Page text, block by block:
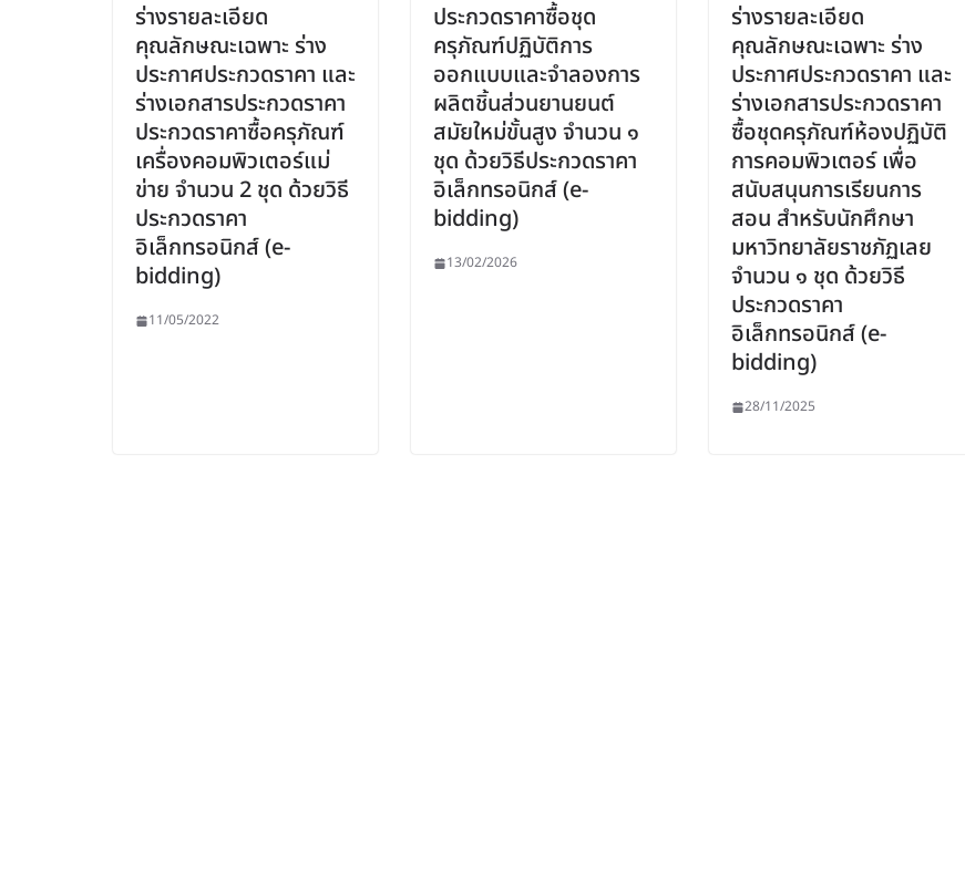
ร่างรายละเอียด
คุณลักษณะเฉพาะ ร่าง
ประกาศประกวดราคา และ
ร่างเอกสารประกวดราคา
ประกวดราคาซื้อครุภัณฑ์
เครื่องคอมพิวเตอร์แม่
ข่าย จำนวน 2 ชุด ด้วยวิธี
ประกวดราคา
อิเล็กทรอนิกส์ (e-
bidding)
11/05/2022
ประกวดราคาซื้อชุด
ครุภัณฑ์ปฏิบัติการ
ออกแบบและจำลองการ
ผลิตชิ้นส่วนยานยนต์
สมัยใหม่ขั้นสูง จำนวน ๑
ชุด ด้วยวิธีประกวดราคา
อิเล็กทรอนิกส์ (e-
bidding)
13/02/2026
ร่างรายละเอียด
คุณลักษณะเฉพาะ ร่าง
ประกาศประกวดราคา และ
ร่างเอกสารประกวดราคา
ซื้อชุดครุภัณฑ์ห้องปฏิบัติ
การคอมพิวเตอร์ เพื่อ
สนับสนุนการเรียนการ
สอน สำหรับนักศึกษา
มหาวิทยาลัยราชภัฏเลย
จำนวน ๑ ชุด ด้วยวิธี
ประกวดราคา
อิเล็กทรอนิกส์ (e-
bidding)
28/11/2025